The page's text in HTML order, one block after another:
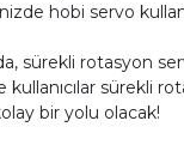
hobi servo
sürekli rotasyon
kullanıcılar
bir yolu olacak!